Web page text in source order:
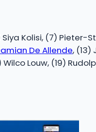
Kolisi, (7) Pieter-
De Allende, (13)
Wilco Louw, (19)